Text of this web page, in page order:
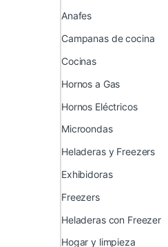
Anafes
Campanas de cocina
Cocinas
Hornos a Gas
Hornos Eléctricos
Microondas
Heladeras y Freezers
Exhibidoras
Freezers
Heladeras con Freezer
Hogar y limpieza